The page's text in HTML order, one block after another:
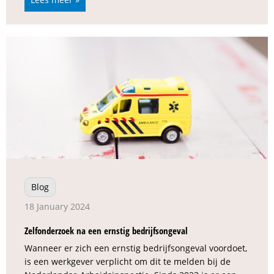
Blog
18 January 2024
Zelfonderzoek na een ernstig bedrijfsongeval
Wanneer er zich een ernstig bedrijfsongeval voordoet,
is een werkgever verplicht om dit te melden bij de